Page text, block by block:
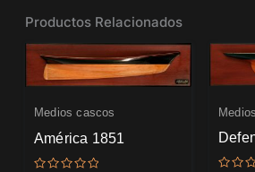
Productos Relacionados
Medios cascos
América 1851